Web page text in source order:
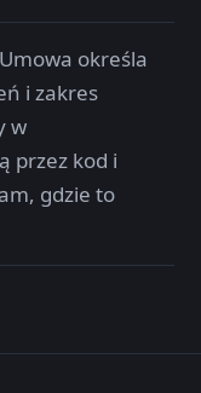
Umowa określa
i zakres
w
przez kod i
gdzie to